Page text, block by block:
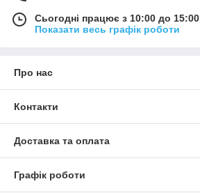
Сьогодні працює з 10:00 до 15:00
Показати весь графік роботи
Про нас
Контакти
Доставка та оплата
Графік роботи